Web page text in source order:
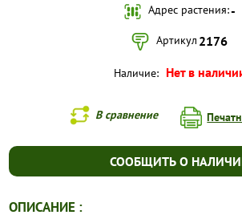
Адрес растения:-
Артикул 2176
Наличие: Нет в
В сравнение
СООБЩИТЬ О
ОПИСАНИЕ :